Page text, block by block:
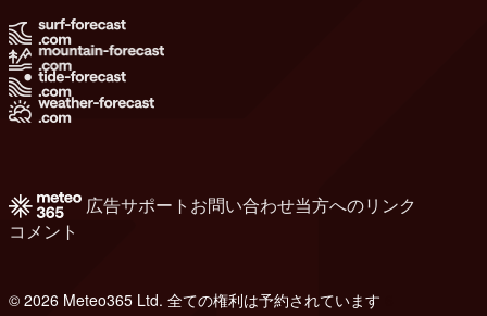
広告サポート お問い合わせ当方へのリンク
コメント
© 2026 Meteo365 Ltd. 全ての権利は予約されています